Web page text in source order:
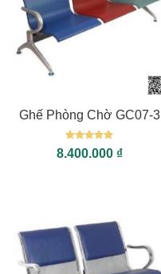
Ghế Phòng Chờ GC07-3
Được xếp
hạng55
8.400.000 ₫